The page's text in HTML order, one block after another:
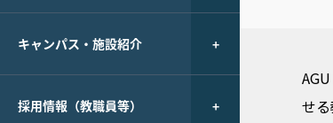
キャンパス・施設紹介
採用情報（教職員等）
せ